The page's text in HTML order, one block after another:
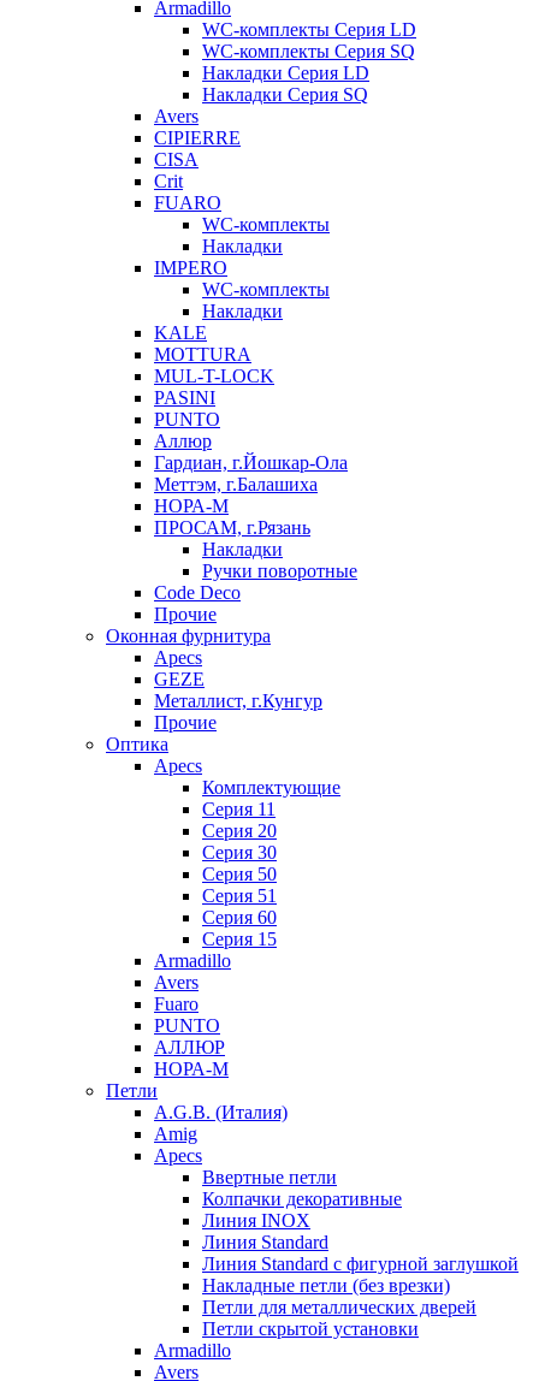
Armadillo
WC-комплекты Серия LD
WC-комплекты Серия SQ
Накладки Серия LD
Накладки Серия SQ
Avers
CIPIERRE
CISA
Crit
FUARO
WC-комплекты
Накладки
IMPERO
WC-комплекты
Накладки
KALE
MOTTURA
MUL-T-LOCK
PASINI
PUNTO
Аллюр
Гардиан, г.Йошкар-Ола
Меттэм, г.Балашиха
НОРА-М
ПРОСАМ, г.Рязань
Накладки
Ручки поворотные
Code Deco
Прочие
Оконная фурнитура
Apecs
GEZE
Металлист, г.Кунгур
Прочие
Оптика
Apecs
Комплектующие
Серия 11
Серия 20
Серия 30
Серия 50
Серия 51
Серия 60
Серия 15
Armadillo
Avers
Fuaro
PUNTO
АЛЛЮР
НОРА-М
Петли
A.G.B. (Италия)
Amig
Apecs
Ввертные петли
Колпачки декоративные
Линия INOX
Линия Standard
Линия Standard с фигурной заглушкой
Накладные петли (без врезки)
Петли для металлических дверей
Петли скрытой установки
Armadillo
Avers